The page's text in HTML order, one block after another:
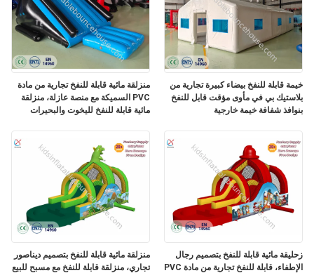
منزلقة مائية قابلة للنفخ تجارية من مادة
PVC السميكة مع منصة عازلة، منزلقة
مائية قابلة للنفخ لليخوت والبحيرات
خيمة قابلة للنفخ بيضاء كبيرة تجارية من
بلاستيك بي في مأوى مؤقت قابل للنفخ
بنوافذ شفافة خيمة خارجية
منزلقة مائية قابلة للنفخ بتصميم ديناصور
تجاري، منزلقة قابلة للنفخ مع مسبح للبيع
زحليقة مائية قابلة للنفخ بتصميم رجال
الإطفاء، قابلة للنفخ تجارية من مادة PVC